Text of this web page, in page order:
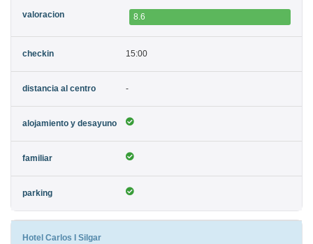
8.6
15:00
-
Hotel Carlos I Silgar